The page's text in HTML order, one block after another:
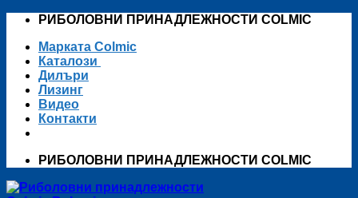
Skip
content
РИБОЛОВНИ ПРИНАДЛЕЖНОСТИ COLMIC
Марката Colmic
Каталози
Дилъри
Лизинг
Видео
Контакти
РИБОЛОВНИ ПРИНАДЛЕЖНОСТИ COLMIC